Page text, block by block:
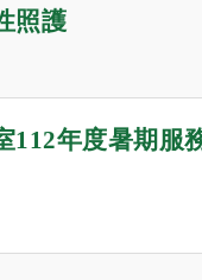
照護
112年度暑期服